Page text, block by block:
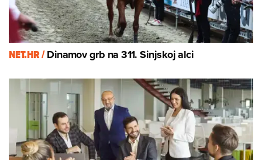
NET.HR /Dinamov grb na 311. Sinjskoj alci